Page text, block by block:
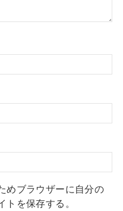
めブラウザーに自分の
を保存する。